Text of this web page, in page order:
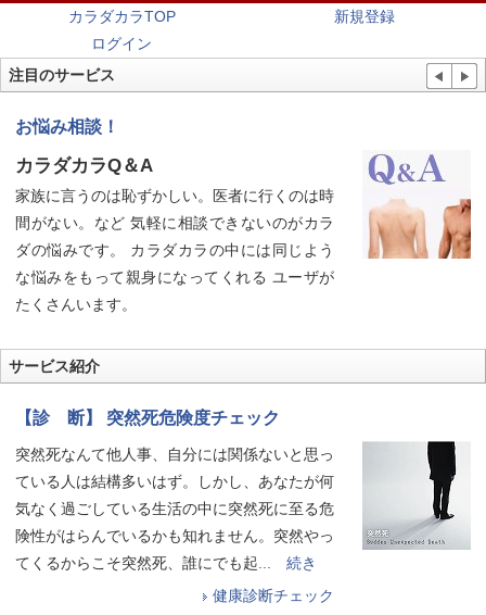
カラダカラTOP
新規登録
ログイン
注目のサービス
お悩み相談！
カラダカラQ＆A
家族に言うのは恥ずかしい。医者に行くのは時
間がない。など 気軽に相談できないのがカラ
ダの悩みです。 カラダカラの中には同じよう
な悩みをもって親身になってくれる ユーザが
たくさんいます。
サービス紹介
【診 断】 突然死危険度チェック
突然死なんて他人事、自分には関係ないと思っ
ている人は結構多いはず。しかし、あなたが何
気なく過ごしている生活の中に突然死に至る危
険性がはらんでいるかも知れません。突然やっ
てくるからこそ突然死、誰にでも起 ... 続き
健康診断チェック